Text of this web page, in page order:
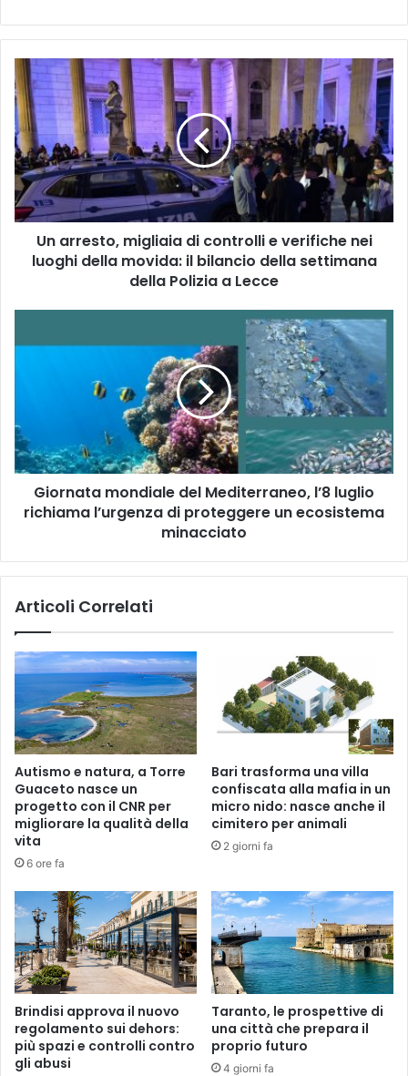
Un
arresto,
migliaia
di
controlli
e
verifiche
nei
luoghi
della
movida:
Un arresto, migliaia di controlli e verifiche nei
luoghi della movida: il bilancio della settimana
della Polizia a Lecce
richiama
l’urgenza
di
proteggere
un
Giornata mondiale del Mediterraneo, l’8 luglio
richiama l’urgenza di proteggere un ecosistema
minacciato
Articoli Correlati
Autismo e natura, a Torre
Guaceto nasce un
progetto con il CNR per
migliorare la qualità della
vita
6 ore fa
Bari trasforma una villa
confiscata alla mafia in un
micro nido: nasce anche il
cimitero per animali
2 giorni fa
Brindisi approva il nuovo
regolamento sui dehors:
più spazi e controlli contro
gli abusi
Taranto, le prospettive di
una città che prepara il
proprio futuro
4 giorni fa